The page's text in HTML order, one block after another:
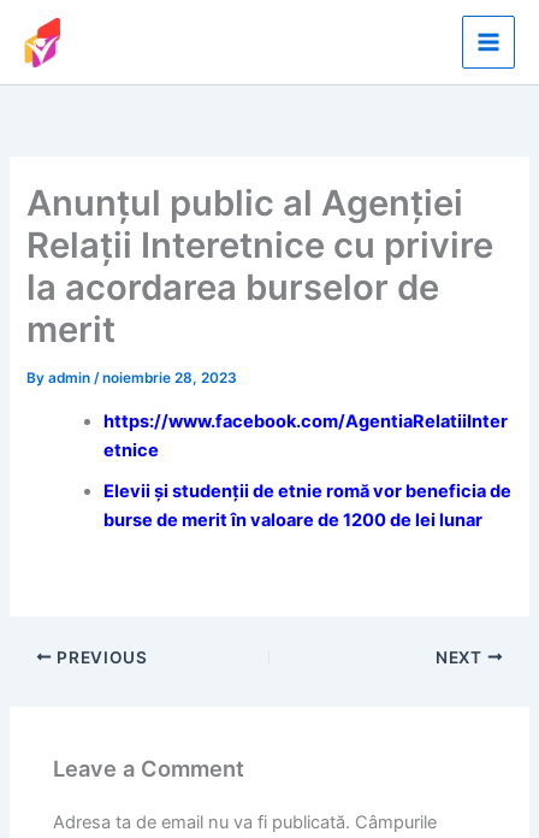
content
Anunțul public al Agenției
Relații Interetnice cu privire
la acordarea burselor de
merit
Byadmin/noiembrie 28, 2023
https://www.facebook.com/AgentiaRelatiiInter
etnice
Elevii și studenții de etnie romă vor beneficia de
burse de merit în valoare de 1200 de lei lunar
PREVIOUS NEXT
Leave a Comment
Adresa ta de email nu va fi publicată. Câmpurile